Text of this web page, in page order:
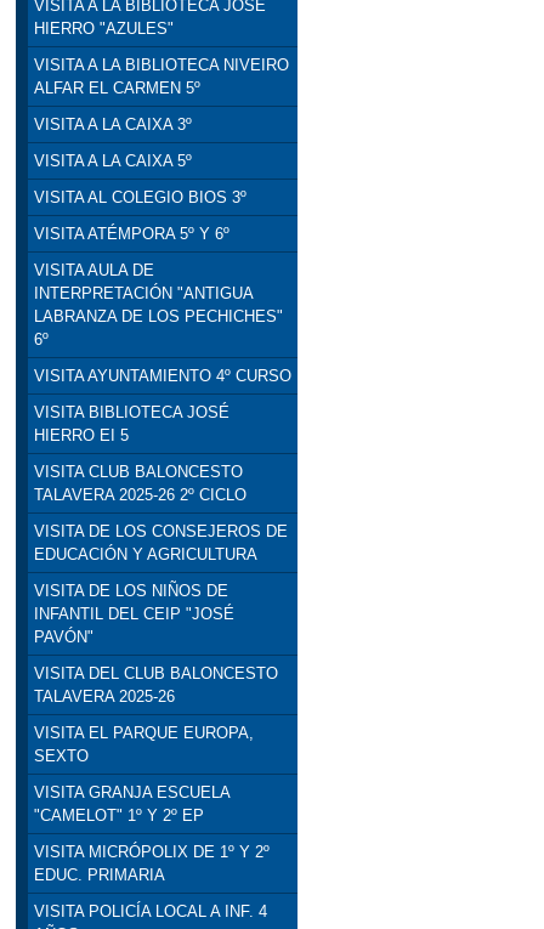
VISITA A LA BIBLIOTECA JOSÉ
HIERRO "AZULES"
VISITA A LA BIBLIOTECA NIVEIRO
ALFAR EL CARMEN 5º
VISITA A LA CAIXA 3º
VISITA A LA CAIXA 5º
VISITA AL COLEGIO BIOS 3º
VISITA ATÉMPORA 5º Y 6º
VISITA AULA DE
INTERPRETACIÓN "ANTIGUA
LABRANZA DE LOS PECHICHES"
6º
VISITA AYUNTAMIENTO 4º CURSO
VISITA BIBLIOTECA JOSÉ
HIERRO EI 5
VISITA CLUB BALONCESTO
TALAVERA 2025-26 2º CICLO
VISITA DE LOS CONSEJEROS DE
EDUCACIÓN Y AGRICULTURA
VISITA DE LOS NIÑOS DE
INFANTIL DEL CEIP "JOSÉ
PAVÓN"
VISITA DEL CLUB BALONCESTO
TALAVERA 2025-26
VISITA EL PARQUE EUROPA,
SEXTO
VISITA GRANJA ESCUELA
"CAMELOT" 1º Y 2º EP
VISITA MICRÓPOLIX DE 1º Y 2º
EDUC. PRIMARIA
VISITA POLICÍA LOCAL A INF. 4